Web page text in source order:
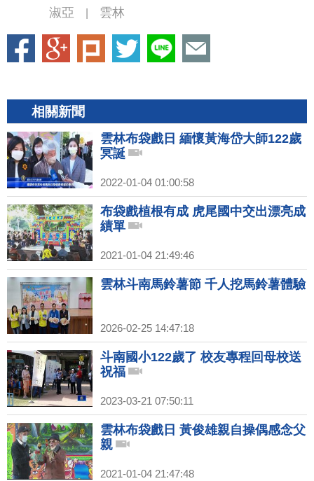
淑亞
雲林
相關新聞
雲林布袋戲日 緬懷黃海岱大師122歲
冥誕
2022-01-04 01:00:58
布袋戲植根有成 虎尾國中交出漂亮成
績單
2021-01-04 21:49:46
雲林斗南馬鈴薯節 千人挖馬鈴薯體驗
2026-02-25 14:47:18
斗南國小122歲了 校友專程回母校送
祝福
2023-03-21 07:50:11
雲林布袋戲日 黃俊雄親自操偶感念父
親
2021-01-04 21:47:48